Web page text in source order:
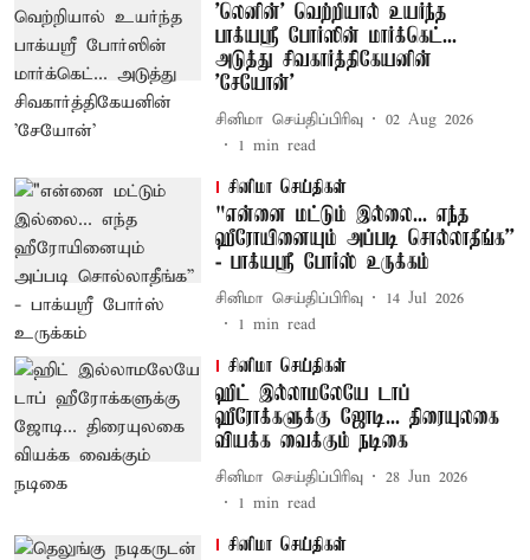
'லெனின்' வெற்றியால் உயர்ந்த
பாக்யஸ்ரீ போர்ஸின் மார்க்கெட்...
அடுத்து சிவகார்த்திகேயனின்
'சேயோன்'
சினிமா செய்திப்பிரிவு
02 Aug 2026
1 min read
சினிமா செய்திகள்
"என்னை மட்டும் இல்லை... எந்த
ஹீரோயினையும் அப்படி சொல்லாதீங்க’’
- பாக்யஸ்ரீ போர்ஸ் உருக்கம்
சினிமா செய்திப்பிரிவு
14 Jul 2026
1 min read
சினிமா செய்திகள்
ஹிட் இல்லாமலேயே டாப்
ஹீரோக்களுக்கு ஜோடி... திரையுலகை
வியக்க வைக்கும் நடிகை
சினிமா செய்திப்பிரிவு
28 Jun 2026
1 min read
சினிமா செய்திகள்